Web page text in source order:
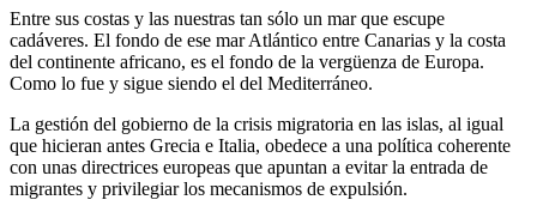
Entre sus costas y las nuestras tan sólo un mar que escupe
cadáveres. El fondo de ese mar Atlántico entre Canarias y la costa
del continente africano, es el fondo de la vergüenza de Europa.
Como lo fue y sigue siendo el del Mediterráneo.
La gestión del gobierno de la crisis migratoria en las islas, al igual
que hicieran antes Grecia e Italia, obedece a una política coherente
con unas directrices europeas que apuntan a evitar la entrada de
migrantes y privilegiar los mecanismos de expulsión.